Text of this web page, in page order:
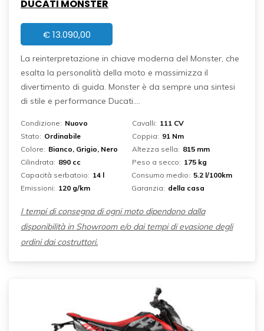
DUCATI MONSTER
€13.090,00
La reinterpretazione in chiave moderna del Monster, che
esalta la personalità della moto e massimizza il
divertimento di guida. Monster è da sempre una sintesi
di stile e performance Ducati....
Condizione: Nuovo
Stato: Ordinabile
Colore: Bianco, Grigio, Nero
Cilindrata: 890 cc
Cavalli: 111 CV
Coppia: 91 Nm
Altezza sella: 815 mm
Peso a secco: 175 kg
Capacità serbatoio: 14 l Consumo medio: 5.2 l/100km
Emissioni: 120 g/km Garanzia: della casa
I tempi di consegna di ogni moto dipendono dalla
disponibilità in Showroom e/o dai tempi di evasione degli
ordini dai costruttori.